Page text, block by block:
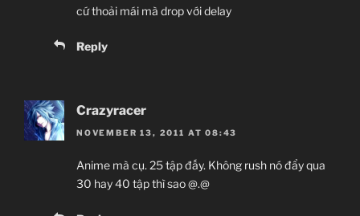
cứ thoải mái mà drop với delay
Reply
Crazyracer
NOVEMBER 13, 2011 AT 08:43
Anime mà cụ. 25 tập đấy. Không rush nó đẩy qua
30 hay 40 tập thì sao @.@